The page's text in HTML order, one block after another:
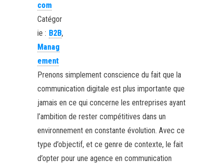
com
Catégor
ie : B2B,
Manag
ement
Prenons simplement conscience du fait que la
communication digitale est plus importante que
jamais en ce qui concerne les entreprises ayant
l’ambition de rester compétitives dans un
environnement en constante évolution. Avec ce
type d’objectif, et ce genre de contexte, le fait
d’opter pour une agence en communication